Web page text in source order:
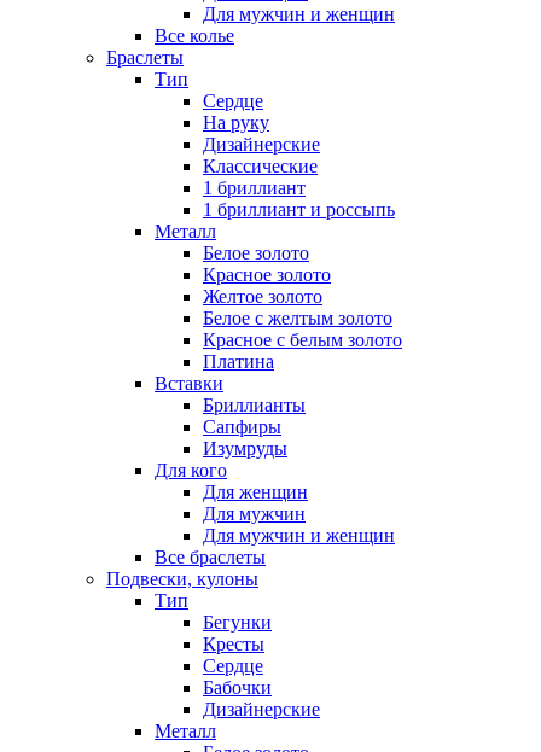
Для мужчин и женщин
Все колье
Браслеты
Тип
Сердце
На руку
Дизайнерские
Классические
1 бриллиант
1 бриллиант и россыпь
Металл
Белое золото
Красное золото
Желтое золото
Белое с желтым золото
Красное с белым золото
Платина
Вставки
Бриллианты
Сапфиры
Изумруды
Для кого
Для женщин
Для мужчин
Для мужчин и женщин
Все браслеты
Подвески, кулоны
Тип
Бегунки
Кресты
Сердце
Бабочки
Дизайнерские
Металл